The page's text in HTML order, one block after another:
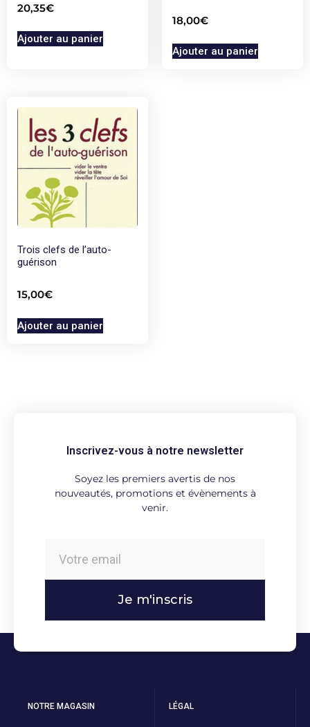
20,35€
Ajouter au panier
18,00€
Ajouter au panier
Trois clefs de l’auto-
guérison
15,00€
Ajouter au panier
Inscrivez-vous à notre newsletter
Soyez les premiers avertis de nos
nouveautés, promotions et évènements à
venir.
Je m'inscris
NOTRE MAGASIN LÉGAL